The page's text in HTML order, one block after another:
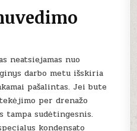
neatsiejamas nuo
darbo metu išskiria
pašalintas. Jei bute
per drenažo
tampa sudėtingesnis.
kondensato